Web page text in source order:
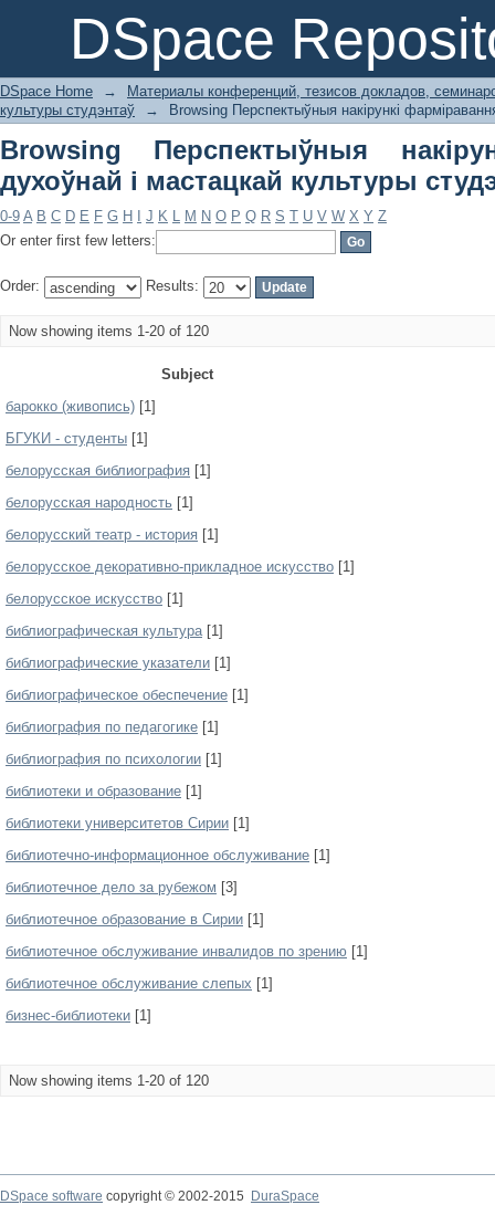
DSpace
Browsing Перспектыўныя
культуры студэнтаў by Subject
DSpace Home →
Материалы конференций, тезисов докладов,
культуры студэнтаў
→ Browsing Перспектыўныя накірункі
Browsing Перспектыўныя
духоўнай і мастацкай культуры
0-9 A B C D E F G H J K L M N O P Q R S T U V W X Y Z
Or enter first few letters:
Order: Results:
Now showing items 1-20 of 120
Subject
барокко (живопись) [1]
БГУКИ - студенты [1]
белорусская библиография [1]
белорусская народность [1]
белорусский театр - история [1]
белорусское декоративно-прикладное искусство [1]
белорусское искусство [1]
библиографическая культура[1]
библиографические указатели [1]
библиографическое обеспечение [1]
библиография по педагогике [1]
библиография по психологии [1]
библиотеки и образование [1]
библиотеки университетов Сирии [1]
библиотечно-информационное обслуживание [1]
библиотечное дело за рубежом [3]
библиотечное образование в Сирии [1]
библиотечное обслуживание инвалидов по зрению [1]
библиотечное обслуживание слепых [1]
бизнес-библиотеки [1]
Now showing items 1-20 of 120
DSpace software copyright © 2002-2015
DuraSpace